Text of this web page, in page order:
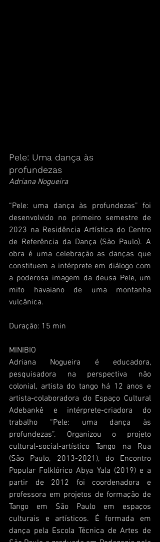
Pele: Uma dança às
profundezas
Adriana Nogueira
“Pele: uma dança às profundezas” foi
desenvolvido no primeiro semestre de
2023 na Residência Artística do Centro
de Referência da Dança (São Paulo). A
obra é uma celebração as danças que
constituem a intérprete em diálogo com
a poderosa imagem da deusa Pele, um
mito havaiano de uma montanha
vulcânica.
Duração: 15 min
MINIBIO
Adriana Nogueira é educadora,
pesquisadora na perspectiva não
colonial, artista do tango há 12 anos e
artista-colaboradora do Espaço Cultural
Adebankê e intérprete-criadora do
trabalho “Pele: uma dança às
profundezas”. Organizou o projeto
cultural-social-artístico Tango na Rua
(São Paulo, 2013-2021), do Encontro
Popular Folklórico Abya Yala (2019) e a
partir de 2012 foi coordenadora e
professora em projetos de formação de
Tango em São Paulo em espaços
culturais e artísticos. É formada em
dança pela Escola Técnica de Artes de